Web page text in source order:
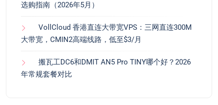
选购指南（2026年5月）
VollCloud 香港直连大带宽VPS：三网直连300M
大带宽，CMIN2高端线路，低至$3/月
搬瓦工DC6和DMIT AN5 Pro TINY哪个好？2026
年常规套餐对比